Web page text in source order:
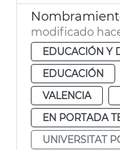
modificado
EDUCACIÓN Y
EDUCACIÓN
VALENCIA
EN PORTADA
UNIVERSITAT